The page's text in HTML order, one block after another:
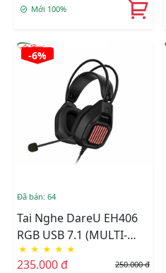
Mới 100%
-6%
Đã bán: 64
Tai Nghe DareU EH406
RGB USB 7.1 (MULTI-
LED)
★ ★ ★ ★ ★
235.000 đ 250.000 đ